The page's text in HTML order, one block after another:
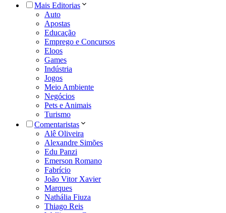
Mais Editorias
Auto
Apostas
Educação
Emprego e Concursos
Eloos
Games
Indústria
Jogos
Meio Ambiente
Negócios
Pets e Animais
Turismo
Comentaristas
Alê Oliveira
Alexandre Simões
Edu Panzi
Emerson Romano
Fabrício
João Vitor Xavier
Marques
Nathália Fiuza
Thiago Reis